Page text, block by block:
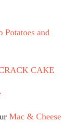
Potatoes and
CAKE
Mac & Cheese